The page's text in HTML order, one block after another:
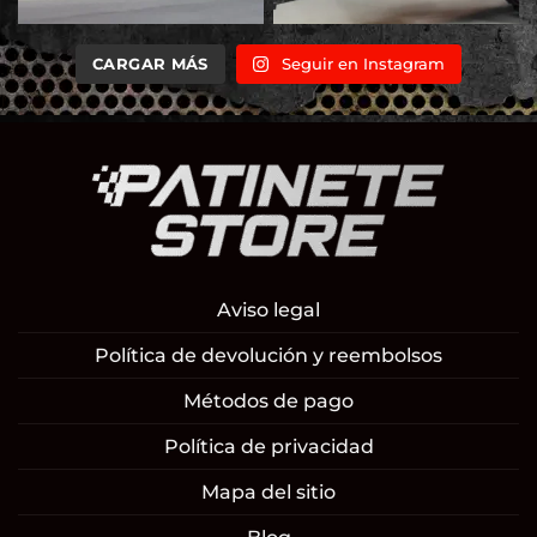
CARGAR MÁS Seguir en Instagram
Aviso legal
Política de devolución y reembolsos
Métodos de pago
Política de privacidad
Mapa del sitio